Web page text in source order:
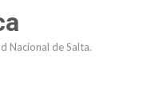
Nacional de Salta.